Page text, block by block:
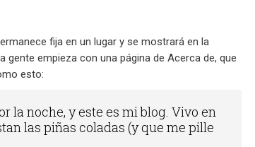
fija en un lugar y se mostrará en la
empieza con una página de Acerca de, que
esto:
la noche, y este es mi blog. Vivo en
las piñas coladas (y que me pille